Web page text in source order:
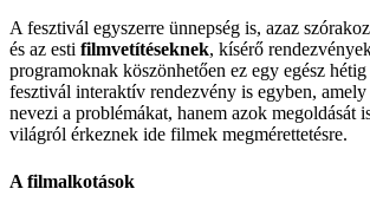
A fesztivál egyszerre ünnepség is, azaz
és az esti filmvetítéseknek, kísérő
programoknak köszönhetően ez egy egész
fesztivál interaktív rendezvény is egyben, amely
nevezi a problémákat, hanem azok megoldását
világról érkeznek ide filmek megmérettetésre.
A filmalkotások